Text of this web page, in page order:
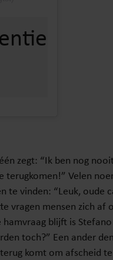
zegt: “Ik ben nog
Velen
te vinden: “Leuk, oude
vragen mensen zich af
blijft is
toch?” Een ander
komt om afscheid te